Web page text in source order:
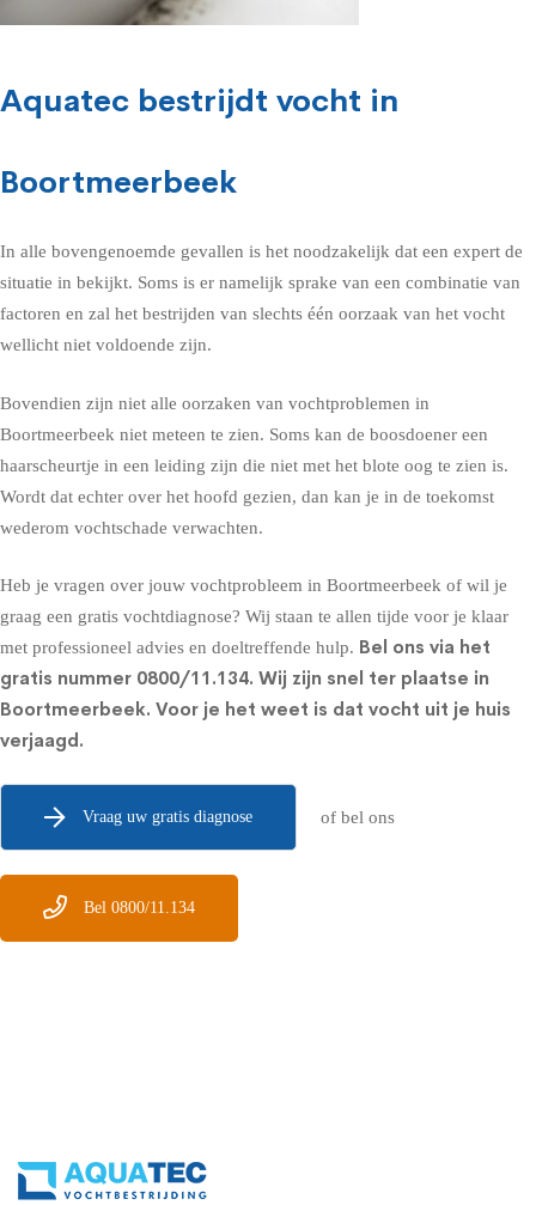
Aquatec bestrijdt vocht in
Boortmeerbeek
In alle bovengenoemde gevallen is het noodzakelijk dat een expert de
situatie in bekijkt. Soms is er namelijk sprake van een combinatie van
factoren en zal het bestrijden van slechts één oorzaak van het vocht
wellicht niet voldoende zijn.
Bovendien zijn niet alle oorzaken van vochtproblemen in
Boortmeerbeek niet meteen te zien. Soms kan de boosdoener een
haarscheurtje in een leiding zijn die niet met het blote oog te zien is.
Wordt dat echter over het hoofd gezien, dan kan je in de toekomst
wederom vochtschade verwachten.
Heb je vragen over jouw vochtprobleem in Boortmeerbeek of wil je
graag een gratis vochtdiagnose? Wij staan te allen tijde voor je klaar
met professioneel advies en doeltreffende hulp. Bel ons via het
gratis nummer 0800/11.134. Wij zijn snel ter plaatse in
Boortmeerbeek. Voor je het weet is dat vocht uit je huis
verjaagd.
Vraag uw gratis diagnose of bel ons
Bel 0800/11.134